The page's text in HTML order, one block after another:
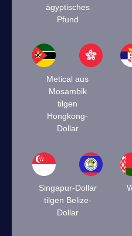
ägyptisches
Pfund
Metical aus
Mosambik
tilgen
Hongkong-
Dollar
Singapur-Dollar
tilgen Belize-
Dollar